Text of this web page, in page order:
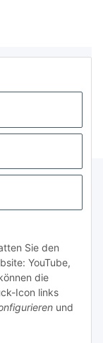
Sie den
YouTube,
die
Icon links
und